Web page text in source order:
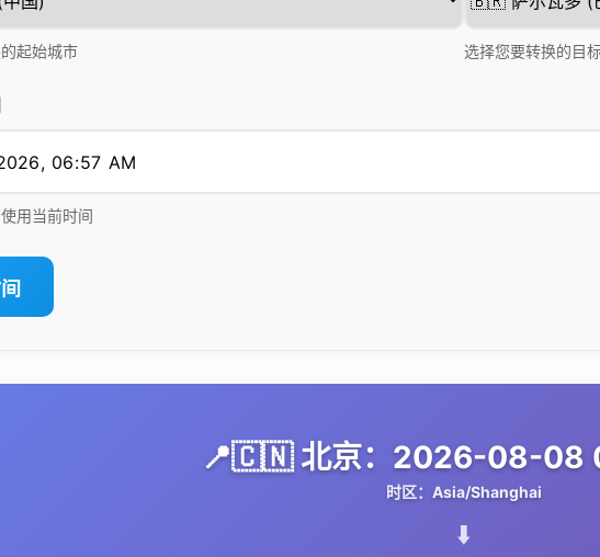
起始城市 选择您要转换的目
用当前时间
📍🇨🇳 北京：2026-08-08
时区：Asia/Shanghai
⬇️